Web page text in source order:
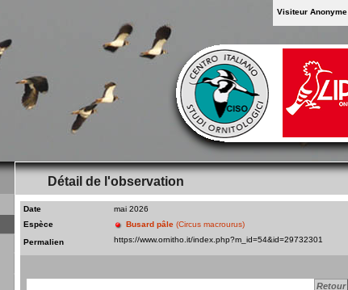
Visiteur Anonyme
Détail de l'observation
Date
mai 2026
Espèce
Busard pâle (Circus macrourus)
Permalien